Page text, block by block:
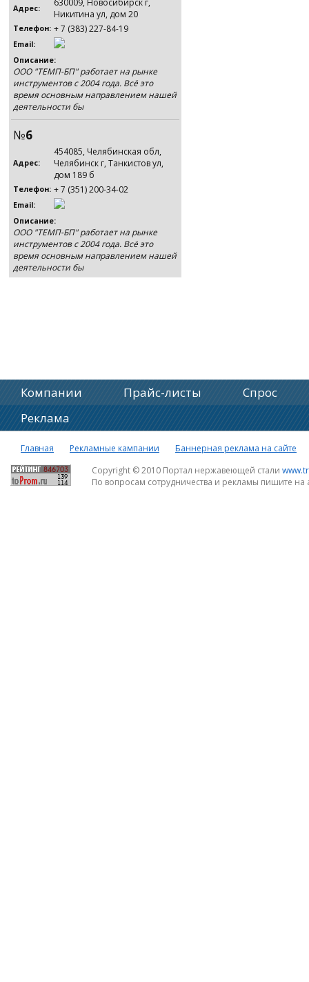
Адрес:
630009, Новосибирск г,
Никитина ул, дом 20
Телефон: + 7 (383) 227-84-19
Email:
Описание:
ООО "ТЕМП-БП" работает на рынке
инструментов с 2004 года. Всё это
время основным направлением нашей
деятельности бы
№6
Адрес:
454085, Челябинская обл,
Челябинск г, Танкистов ул,
дом 189 б
Телефон: + 7 (351) 200-34-02
Email:
Описание:
ООО "ТЕМП-БП" работает на рынке
инструментов с 2004 года. Всё это
время основным направлением нашей
деятельности бы
Компании Прайс-листы
Спрос
Реклама
Главная Рекламные кампании
Баннерная реклама на сайте
Copyright © 2010 Портал нержавеющей стали
По вопросам сотрудничества и рекламы пишите на